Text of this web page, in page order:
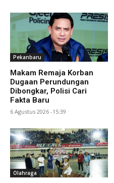
Pekanbaru
Makam Remaja Korban
Dugaan Perundungan
Dibongkar, Polisi Cari
Fakta Baru
6 Agustus 2026 -15:39
Olahraga